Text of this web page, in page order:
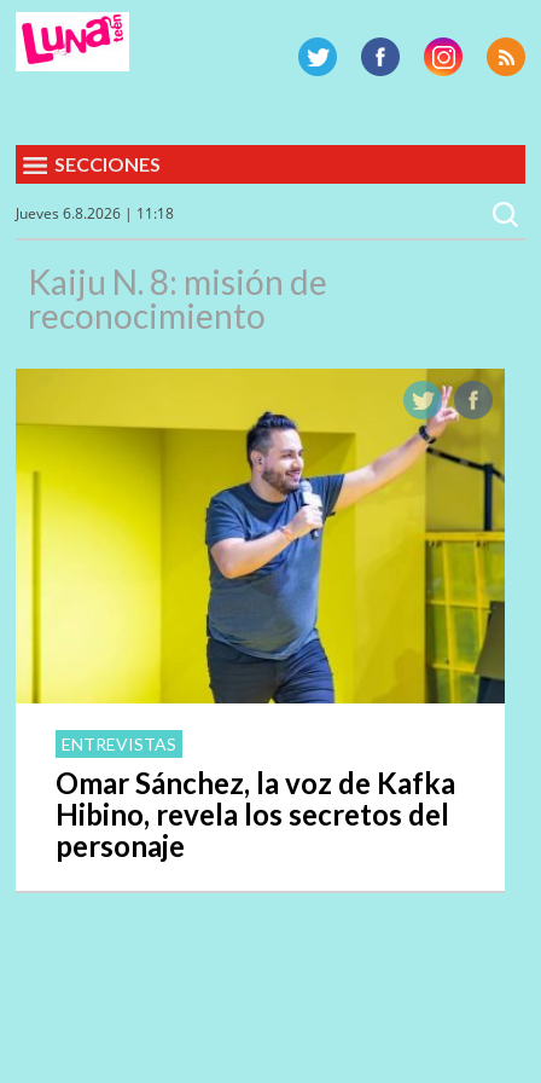
SECCIONES
Jueves 6.8.2026 | 11:18
Kaiju N. 8: misión de
reconocimiento
ENTREVISTAS
Omar Sánchez, la voz de Kafka
Hibino, revela los secretos del
personaje